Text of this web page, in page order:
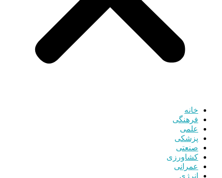
خانه
فرهنگی
علمی
پزشکی
صنعتی
کشاورزی
عمرانی
انرژی